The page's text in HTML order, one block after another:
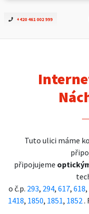
+420 461 002 999
Ověřit
ČEZNET TV
Pro firmy
Tuto ulici máme
připojujeme
o č.p. 293, 294, 617, 618,
1418, 1850, 1851, 1852.